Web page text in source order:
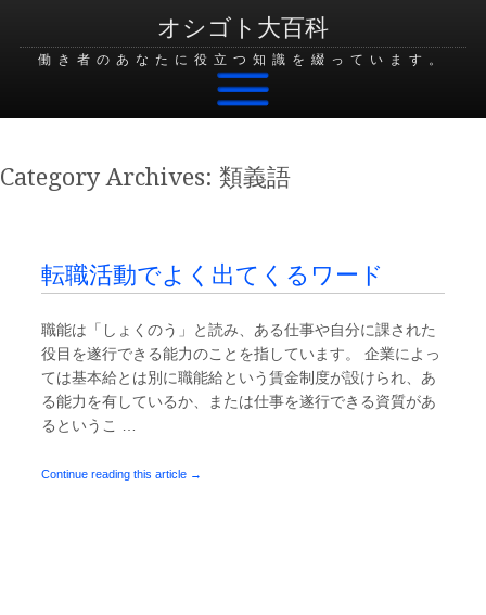
オシゴト大百科
働き者のあなたに役立つ知識を綴っています。
Category Archives: 類義語
転職活動でよく出てくるワード
職能は「しょくのう」と読み、ある仕事や自分に課された
役目を遂行できる能力のことを指しています。 企業によっ
ては基本給とは別に職能給という賃金制度が設けられ、あ
る能力を有しているか、または仕事を遂行できる資質があ
るというこ …
Continue reading this article →